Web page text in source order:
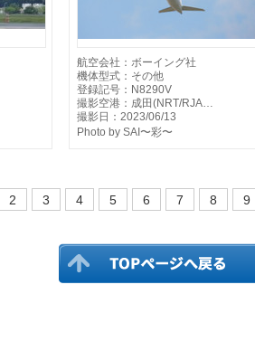
航空会社：ボーイング社
機体型式：その他
登録記号：N8290V
撮影空港：成田(NRT/RJA…
撮影日：2023/06/13
Photo by SAI〜彩〜
2 3 4 5 6 7 8 9